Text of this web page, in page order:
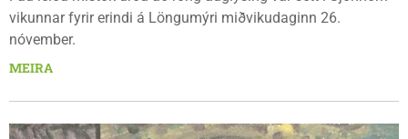
vikunnar fyrir erindi á Löngumýri miðvikudaginn 26.
nóvember.
MEIRA